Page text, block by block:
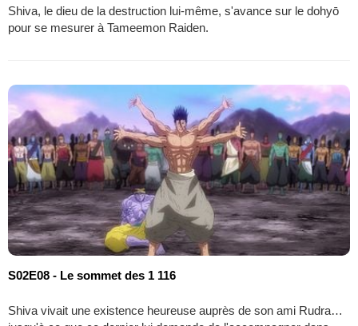
Shiva, le dieu de la destruction lui-même, s'avance sur le dohyō
pour se mesurer à Tameemon Raiden.
S02E08 - Le sommet des 1 116
Shiva vivait une existence heureuse auprès de son ami Rudra…